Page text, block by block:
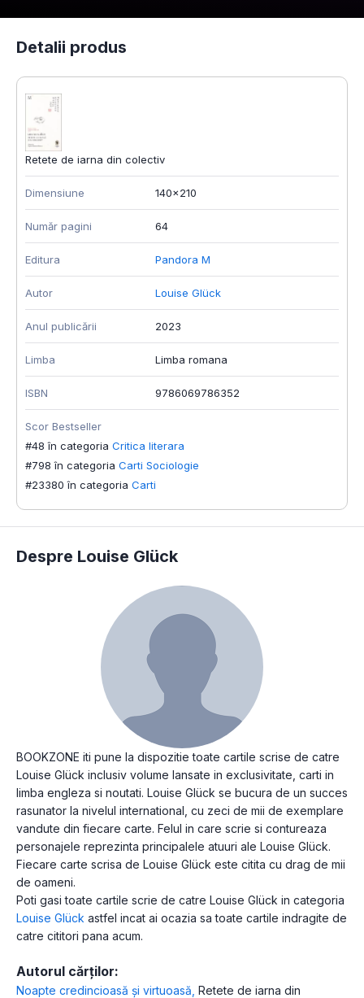
Detalii produs
Retete de iarna din colectiv
Dimensiune 140x210
Număr pagini 64
Editura Pandora M
Autor Louise Glück
Anul publicării 2023
Limba Limba romana
ISBN 9786069786352
Scor Bestseller
#48 în categoria Critica literara
#798 în categoria Carti Sociologie
#23380 în categoria Carti
Despre Louise Glück
BOOKZONE iti pune la dispozitie toate cartile scrise de catre
Louise Glück inclusiv volume lansate in exclusivitate, carti in
limba engleza si noutati. Louise Glück se bucura de un succes
rasunator la nivelul international, cu zeci de mii de exemplare
vandute din fiecare carte. Felul in care scrie si contureaza
personajele reprezinta principalele atuuri ale Louise Glück.
Fiecare carte scrisa de Louise Glück este citita cu drag de mii
de oameni.
Poti gasi toate cartile scrie de catre Louise Glück in categoria
Louise Glück astfel incat ai ocazia sa toate cartile indragite de
catre cititori pana acum.
Autorul cărților:
Noapte credincioasă și virtuoasă Retete de iarna din